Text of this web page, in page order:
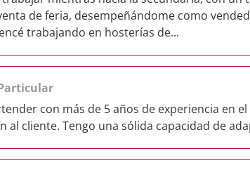
de feria, desempeñándome como
trabajando en hosterías de...
con más de 5 años de experiencia en
al cliente. Tengo una sólida capacidad de